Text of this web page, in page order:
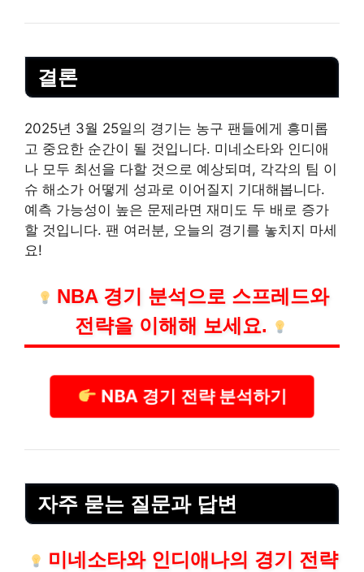
결론
2025년 3월 25일의 경기는 농구 팬들에게 흥미롭
고 중요한 순간이 될 것입니다. 미네소타와 인디애
나 모두 최선을 다할 것으로 예상되며, 각각의 팀 이
슈 해소가 어떻게 성과로 이어질지 기대해봅니다.
예측 가능성이 높은 문제라면 재미도 두 배로 증가
할 것입니다. 팬 여러분, 오늘의 경기를 놓치지 마세
요!
NBA 경기 분석으로 스프레드와
전략을 이해해 보세요.
NBA 경기 전략 분석하기
자주 묻는 질문과 답변
미네소타와 인디애나의 경기 전략